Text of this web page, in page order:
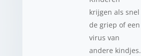
krijgen als snel
de griep of een
virus van
andere kindjes.